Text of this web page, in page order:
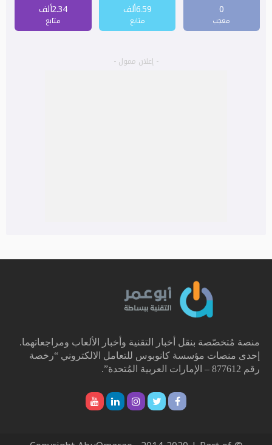
0
معجب
6.59ألف
متابع
2.34ألف
متابع
- إعلان ممول -
منصة مُتخصّصة بنقل أخبار التقنية وأخبار الألعاب ومراجعاتهما.
إحدى منصات مؤسسة كانوبوس للتعامل الالكتروني “رخصة
رقم 877612 – الإمارات العربية المُتحدة”.